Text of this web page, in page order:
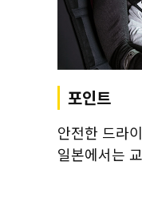
포인트
안전한 드라
일본에서는